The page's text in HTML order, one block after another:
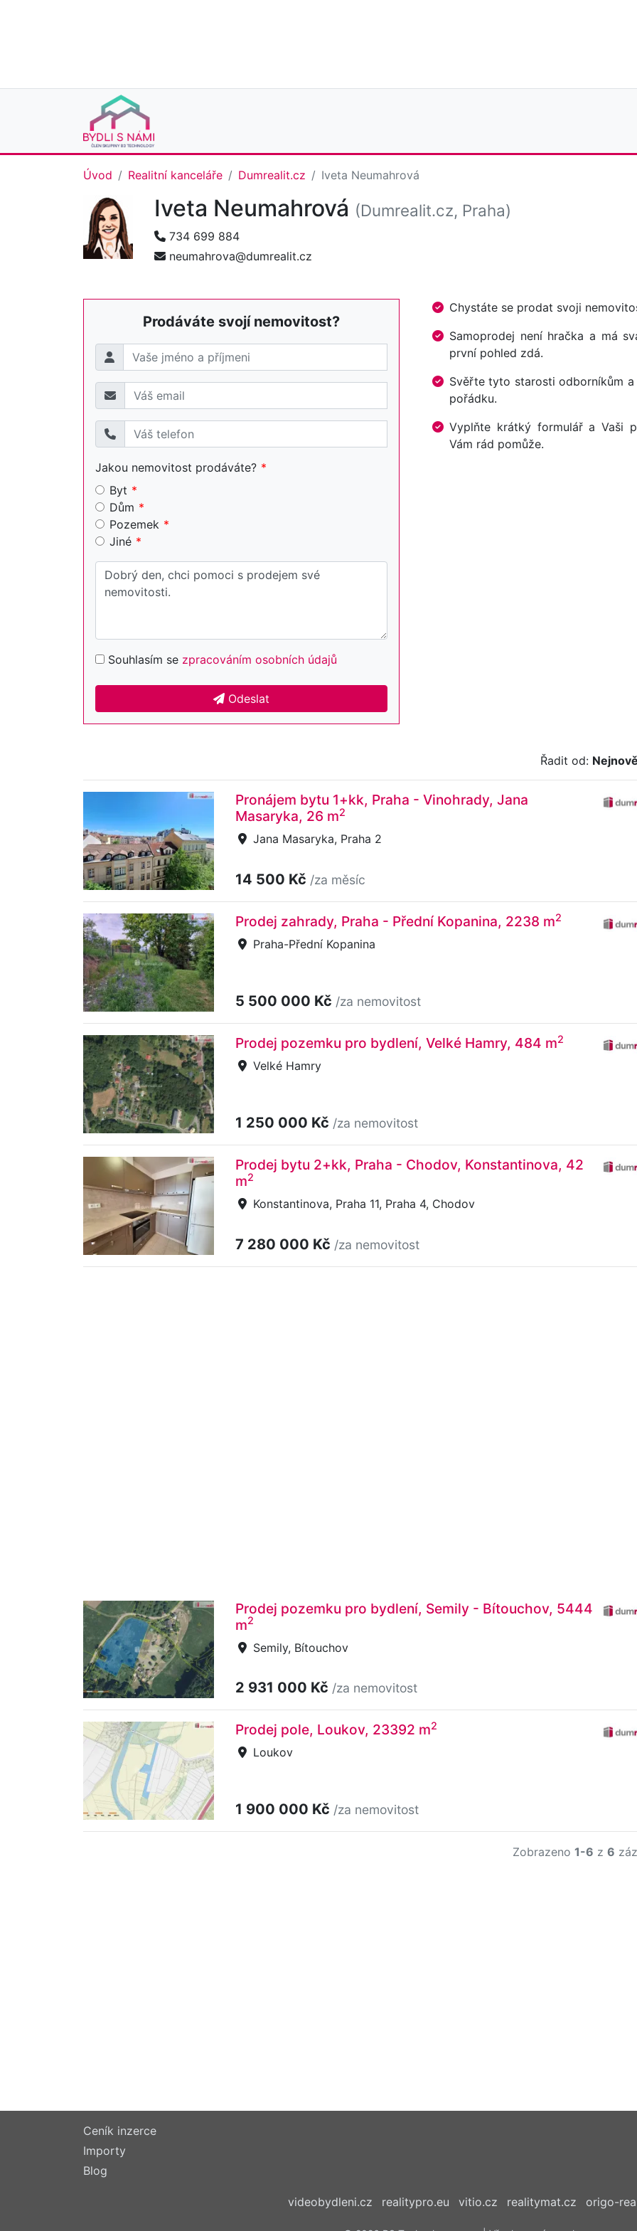
Úvod Realitní kanceláře Dumrealit.cz Iveta Neumahrová
Iveta Neumahrová (Dumrealit.cz, Praha)
734 699 884
neumahrova@dumrealit.cz
Prodáváte svojí nemovitost?
Jakou nemovitost prodáváte?
Byt
Dům
Pozemek
Jiné
Souhlasím se zpracováním osobních údajů
Odeslat
Chystáte se prodat svoji
Samoprodej není hračka a má
první pohled zdá.
Svěřte tyto starosti odborníkům
pořádku.
Vyplňte krátký formulář a Vaši
Vám rád pomůže.
Řadit od:
Pronájem bytu 1+kk, Praha - Vinohrady, Jana
Masaryka, 26 m2
Jana Masaryka, Praha 2
14 500 Kč /za měsíc
Prodej zahrady, Praha - Přední Kopanina, 2238 m2
Praha-Přední Kopanina
5 500 000 Kč /za nemovitost
Prodej pozemku pro bydlení, Velké Hamry, 484 m2
Velké Hamry
1 250 000 Kč /za nemovitost
Prodej bytu 2+kk, Praha - Chodov, Konstantinova, 42
m2
Konstantinova, Praha 11, Praha 4, Chodov
7 280 000 Kč /za nemovitost
Prodej pozemku pro bydlení, Semily - Bítouchov, 5444
m2
Semily, Bítouchov
2 931 000 Kč /za nemovitost
Prodej pole, Loukov, 23392 m2
Loukov
1 900 000 Kč /za nemovitost
Zobrazeno 1-6 z 6
Ceník inzerce
Importy
Blog
videobydleni.cz realitypro.eu vitio.cz realitymat.cz origo-